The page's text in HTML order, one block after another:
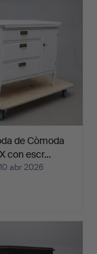
de Còmoda
con escr…
abr 2026